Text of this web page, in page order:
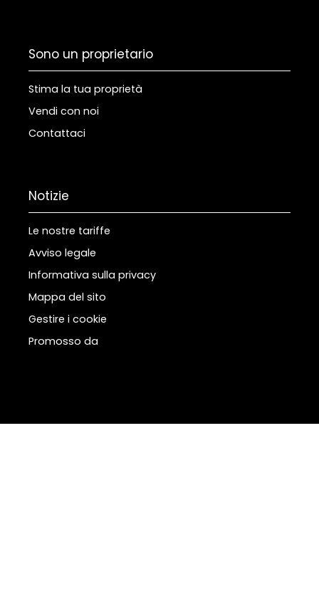
Sono un proprietario
Stima la tua proprietà
Vendi con noi
Contattaci
Notizie
Le nostre tariffe
Avviso legale
Informativa sulla privacy
Mappa del sito
Gestire i cookie
Promosso da